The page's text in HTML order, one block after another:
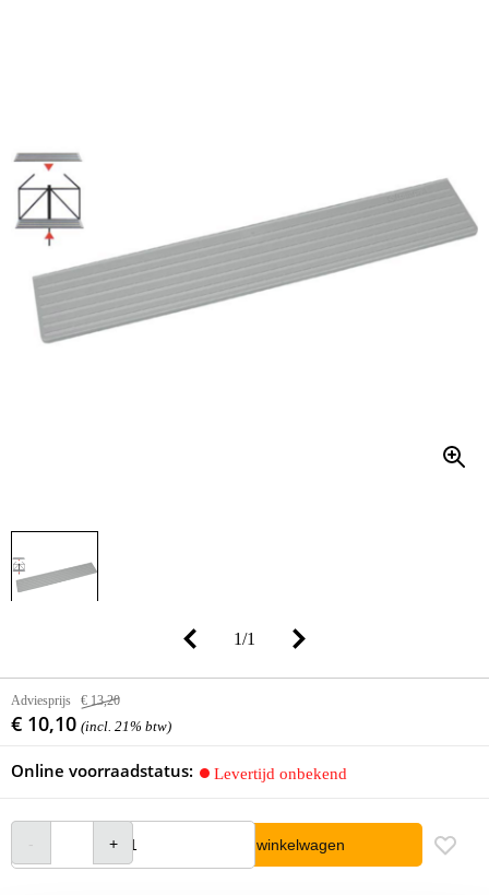
1/1
Adviesprijs € 13,20
€ 10,10 (incl. 21% btw)
Online voorraadstatus: Levertijd onbekend
In winkelwagen